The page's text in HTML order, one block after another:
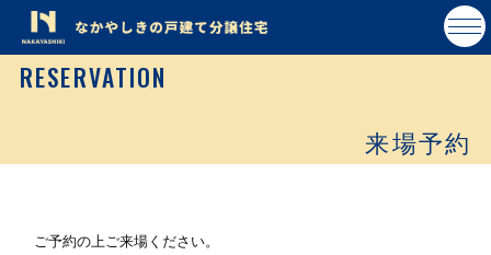
RESERVATION
来場予約
ご予約の上ご来場ください。